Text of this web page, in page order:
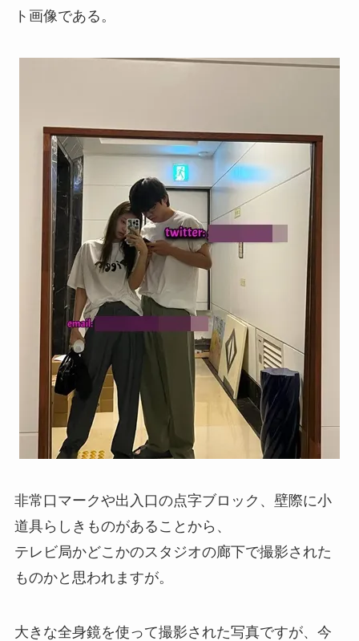
ト画像である。
非常口マークや出入口の点字ブロック、壁際に小
道具らしきものがあることから、
テレビ局かどこかのスタジオの廊下で撮影された
ものかと思われますが。
大きな全身鏡を使って撮影された写真ですが、今